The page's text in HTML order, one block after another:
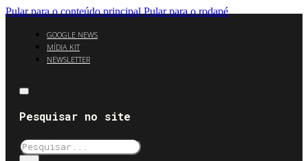
Pular para o conteúdo principal Pular para o rodapé
GOOGLE NEWS
MÍDIA KIT
NEWSLETTER
Pesquisar no site
Pesquisar